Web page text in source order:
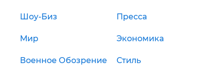
Шоу-Биз Пресса
Мир Экономика
Военное Обозрение Стиль